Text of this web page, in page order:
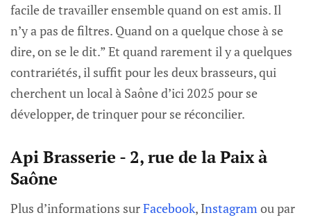
facile de travailler ensemble quand on est amis. Il
n’y a pas de filtres. Quand on a quelque chose à se
dire, on se le dit.” Et quand rarement il y a quelques
contrariétés, il suffit pour les deux brasseurs, qui
cherchent un local à Saône d’ici 2025 pour se
développer, de trinquer pour se réconcilier.
Api Brasserie - 2, rue de la Paix à
Saône
Plus d’informations surFacebook, Instagram ou par